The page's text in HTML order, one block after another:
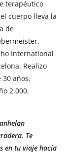
terapéutico
cuerpo lleva la
de
International
Realizo
años.
2.000.
Te
en tu viaje hacia